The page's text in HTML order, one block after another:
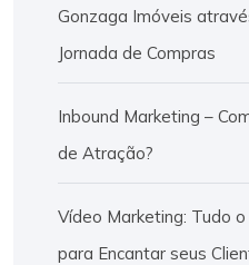
Gonzaga Imóveis
Jornada de Compras
Inbound Marketing –
de Atração?
Vídeo Marketing: Tudo
para Encantar seus